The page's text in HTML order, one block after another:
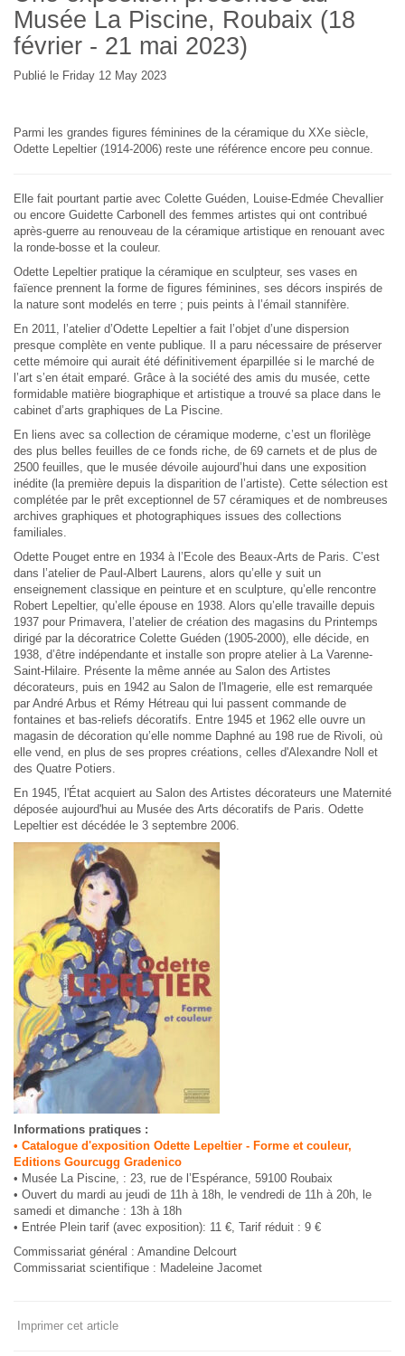
Musée La Piscine, Roubaix (18
février - 21 mai 2023)
Publié le Friday 12 May 2023
Parmi les grandes figures féminines de la céramique du XXe siècle,
Odette Lepeltier (1914-2006) reste une référence encore peu connue.
Elle fait pourtant partie avec Colette Guéden, Louise-Edmée Chevallier
ou encore Guidette Carbonell des femmes artistes qui ont contribué
après-guerre au renouveau de la céramique artistique en renouant avec
la ronde-bosse et la couleur.
Odette Lepeltier pratique la céramique en sculpteur, ses vases en
faïence prennent la forme de figures féminines, ses décors inspirés de
la nature sont modelés en terre ; puis peints à l’émail stannifère.
En 2011, l’atelier d’Odette Lepeltier a fait l’objet d’une dispersion
presque complète en vente publique. Il a paru nécessaire de préserver
cette mémoire qui aurait été définitivement éparpillée si le marché de
l’art s’en était emparé. Grâce à la société des amis du musée, cette
formidable matière biographique et artistique a trouvé sa place dans le
cabinet d’arts graphiques de La Piscine.
En liens avec sa collection de céramique moderne, c’est un florilège
des plus belles feuilles de ce fonds riche, de 69 carnets et de plus de
2500 feuilles, que le musée dévoile aujourd’hui dans une exposition
inédite (la première depuis la disparition de l’artiste). Cette sélection est
complétée par le prêt exceptionnel de 57 céramiques et de nombreuses
archives graphiques et photographiques issues des collections
familiales.
Odette Pouget entre en 1934 à l’Ecole des Beaux-Arts de Paris. C’est
dans l’atelier de Paul-Albert Laurens, alors qu’elle y suit un
enseignement classique en peinture et en sculpture, qu’elle rencontre
Robert Lepeltier, qu’elle épouse en 1938. Alors qu’elle travaille depuis
1937 pour Primavera, l’atelier de création des magasins du Printemps
dirigé par la décoratrice Colette Guéden (1905-2000), elle décide, en
1938, d’être indépendante et installe son propre atelier à La Varenne-
Saint-Hilaire. Présente la même année au Salon des Artistes
décorateurs, puis en 1942 au Salon de l'Imagerie, elle est remarquée
par André Arbus et Rémy Hétreau qui lui passent commande de
fontaines et bas-reliefs décoratifs. Entre 1945 et 1962 elle ouvre un
magasin de décoration qu’elle nomme Daphné au 198 rue de Rivoli, où
elle vend, en plus de ses propres créations, celles d'Alexandre Noll et
des Quatre Potiers.
En 1945, l'État acquiert au Salon des Artistes décorateurs une Maternité
déposée aujourd'hui au Musée des Arts décoratifs de Paris. Odette
Lepeltier est décédée le 3 septembre 2006.
Informations pratiques :
• Catalogue d'exposition Odette Lepeltier - Forme et couleur,
Editions Gourcugg Gradenico
• Musée La Piscine, : 23, rue de l’Espérance, 59100 Roubaix
• Ouvert du mardi au jeudi de 11h à 18h, le vendredi de 11h à 20h, le
samedi et dimanche : 13h à 18h
• Entrée Plein tarif (avec exposition): 11 €, Tarif réduit : 9 €
Commissariat général : Amandine Delcourt
Commissariat scientifique : Madeleine Jacomet
Imprimer cet article